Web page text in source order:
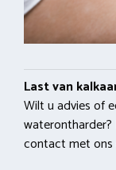
Last van
Wilt u advies of
contact met ons